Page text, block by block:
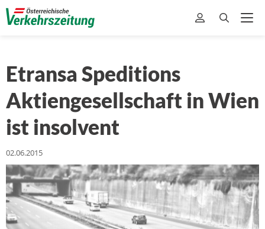
Etransa Speditions
Aktiengesellschaft in Wien
ist insolvent
02.06.2015